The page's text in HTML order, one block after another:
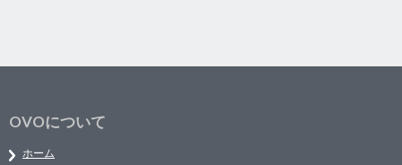
OVOについて
ホーム